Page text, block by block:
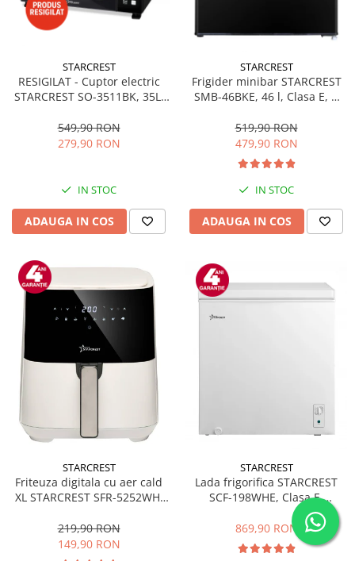
STARCREST
RESIGILAT - Cuptor electric
STARCREST SO-3511BK, 35L,
Programe predefinite,
Interfata digitala, Negru
549,90 RON
279,90 RON
IN STOC
ADAUGA IN COS
STARCREST
Frigider minibar STARCREST
SMB-46BKE, 46 l, Clasa E, H
519,90 RON
479,90 RON
IN STOC
ADAUGA IN COS
STARCREST
Friteuza digitala cu aer cald
XL STARCREST SFR-5252WH,
200 °C, 8 programe
predefinite, Alb
219,90 RON
149,90 RON
STARCREST
Lada frigorifica STARCREST
SCF-198WHE, Clasa E,
Capacitate 198L, Sistem
convertibil - functie frigider,
Termostat reglabil, Alb
869,90 RON